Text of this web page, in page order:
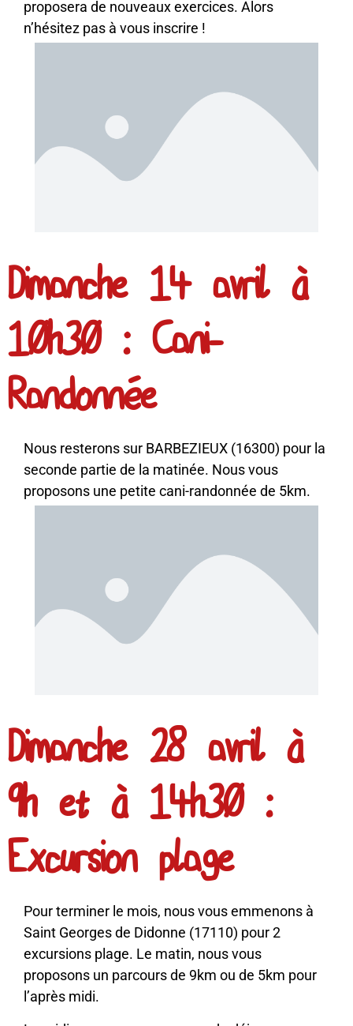
proposera de nouveaux exercices. Alors
n’hésitez pas à vous inscrire !
Dimanche 14 avril à
10h30 : Cani-
Randonnée
Nous resterons sur BARBEZIEUX (16300) pour la
seconde partie de la matinée. Nous vous
proposons une petite cani-randonnée de 5km.
Dimanche 28 avril à
9h et à 14h30 :
Excursion plage
Pour terminer le mois, nous vous emmenons à
Saint Georges de Didonne (17110) pour 2
excursions plage. Le matin, nous vous
proposons un parcours de 9km ou de 5km pour
l’après midi.